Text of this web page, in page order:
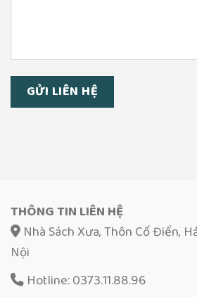
THÔNG TIN LIÊN HỆ
Nhà Sách Xưa, Thôn Cổ Điển,
Nội
Hotline: 0373.11.88.96